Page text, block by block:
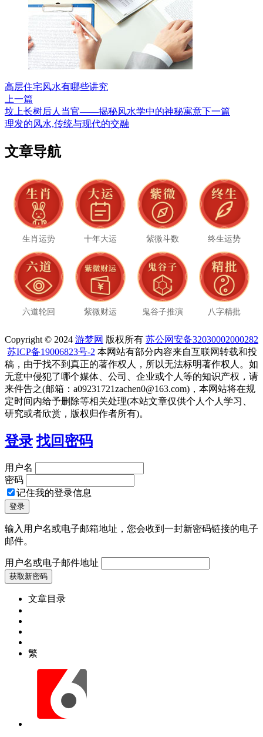
高层住宅风水有哪些讲究
上一篇
坟上长树后人当官——揭秘风水学中的神秘寓意下一篇
理发的风水,传统与现代的交融
文章导航
生肖运势 十年大运 紫微斗数 终生运势
六道轮回 紫微财运 鬼谷子推演 八字精批
Copyright © 2024 游梦网 版权所有 苏公网安备32030002000282
苏ICP备19006823号-2 本网站有部分内容来自互联网转载和投
稿，由于找不到真正的著作权人，所以无法标明著作权人。如
无意中侵犯了哪个媒体、公司、企业或个人等的知识产权，请
来件告之(邮箱：a09231721zachen0@163.com)，本网站将在规
定时间内给予删除等相关处理(本站文章仅供个人个人学习、
研究或者欣赏，版权归作者所有)。
登录 找回密码
用户名
密码
记住我的登录信息
输入用户名或电子邮箱地址，您会收到一封新密码链接的电子
邮件。
用户名或电子邮件地址
文章目录
繁